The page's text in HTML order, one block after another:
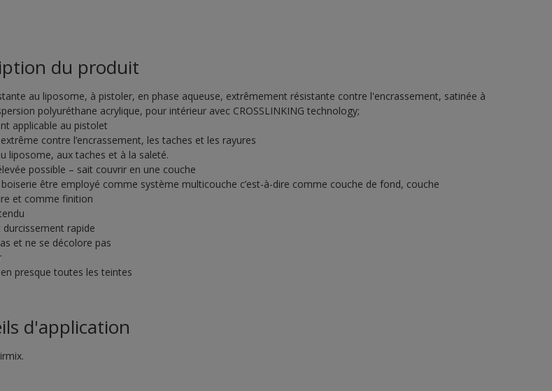
du produit
au liposome, à pistoler, en phase aqueuse, extrêmement résistante contre l'encrassement, satinée à
polyuréthane acrylique, pour intérieur avec CROSSLINKING technology;
applicable au pistolet
contre l’encrassement, les taches et les rayures
liposome, aux taches et à la saleté.
possible – sait couvrir en une couche
boiserie être employé comme système multicouche c’est-à-dire comme couche de fond, couche
et comme finition
durcissement rapide
et ne se décolore pas
presque toutes les teintes
d'application